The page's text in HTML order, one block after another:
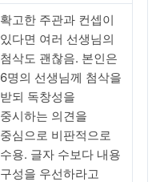
확고한 주관과 컨셉이
있다면 여러 선생님의
첨삭도 괜찮음. 본인은
6명의 선생님께 첨삭을
받되 독창성을
중시하는 의견을
중심으로 비판적으로
수용. 글자 수보다 내용
구성을 우선하라고